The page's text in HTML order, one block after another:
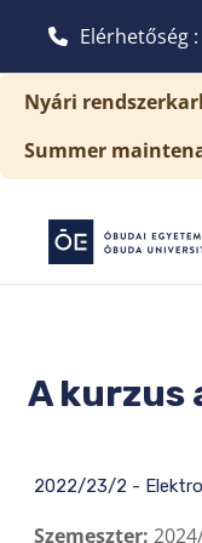
Tovább a fő
Nyári
Summer
Elérhetőség :
A kurzus
2022/23/2 -
Szemeszter: